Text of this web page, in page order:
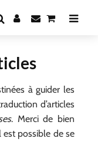
à guider les
d’articles
. Merci de bien
est possible de se